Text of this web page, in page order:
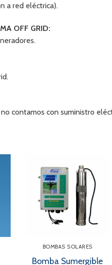
a red eléctrica).
OFF GRID:
contamos con suministro
BOMBAS SOLARES
Bomba Sumergible